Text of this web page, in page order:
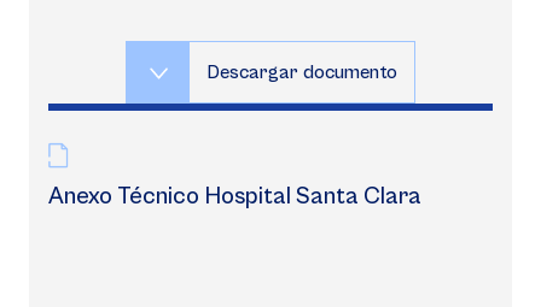
Descargar documento
Anexo Técnico Hospital Santa Clara